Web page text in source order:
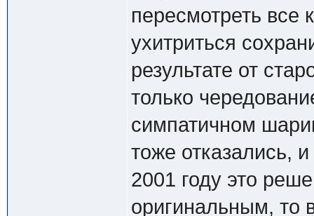
пересмотреть все
ухитриться
результате от
только
симпатичном
тоже отказались,
2001 году это
оригинальным, то